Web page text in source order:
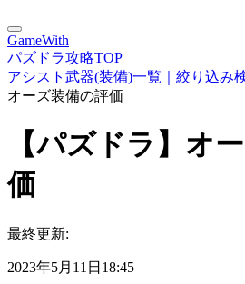
GameWith
パズドラ攻略TOP
アシスト武器(装備)一覧｜絞り込み
オーズ装備の評価
【パズドラ】オ
価
最終更新:
2023年5月11日18:45